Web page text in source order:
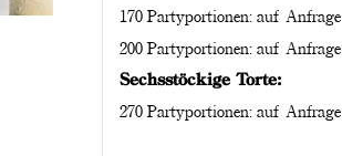
170 Partyportionen: auf Anfrage
200 Partyportionen: auf Anfrage
Sechsstöckige Torte:
270 Partyportionen: auf Anfrage